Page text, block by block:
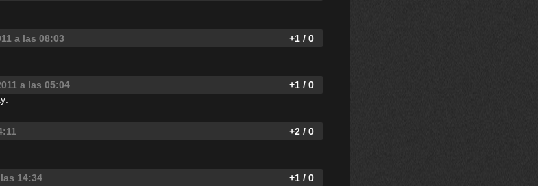
a las 08:03
+1 / 0
a las 05:04
+1 / 0
+2 / 0
14:34
+1 / 0